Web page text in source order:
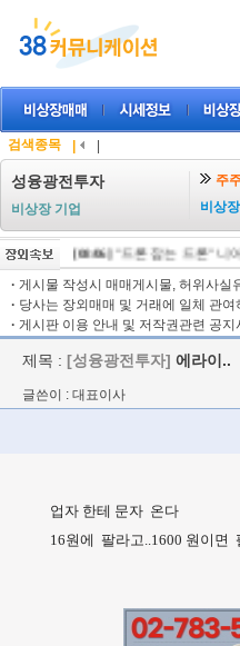
검색종목
성융광전투자
비상장 기업
주
비상
[08/06]"드론 잡는 드론" 니어
· 게시물 작성시 매매게시물, 허위사실
· 당사는 장외매매 및 거래에 일체 관
· 게시판 이용 안내 및 저작권관련 공지
제목 : [성융광전투자] 에라이..
글쓴이 : 대표이사
업자 한테 문자 온다
16원에 팔라고..1600 원이면